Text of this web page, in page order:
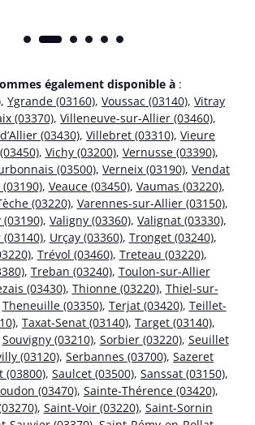
également disponible à :
, Ygrande (03160), Voussac (03140), Vitray
(03370), Villeneuve-sur-Allier (03460),
(03430), Villebret (03310), Vieure
, Vichy (03200), Vernusse (03390),
(03500), Verneix (03190), Vendat
, Veauce (03450), Vaumas (03220),
(03220), Varennes-sur-Allier (03150),
, Valigny (03360), Valignat (03330),
(03140), Urçay (03360), Tronget (03240),
, Trévol (03460), Treteau (03220),
, Treban (03240), Toulon-sur-Allier
(03430), Thionne (03220), Thiel-sur-
Theneuille (03350), Terjat (03420), Teillet-
, Taxat-Senat (03140), Target (03140),
Souvigny (03210), Sorbier (03220), Seuillet
(03120), Serbannes (03700), Sazeret
(03800), Saulcet (03500), Sanssat (03150),
(03470), Sainte-Thérence (03420),
, Saint-Voir (03220), Saint-Sornin